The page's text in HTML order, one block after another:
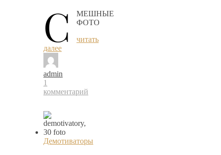
С
МЕШНЫЕ
ФОТО
читать
далее
admin
1
комментарий
Демотиваторы